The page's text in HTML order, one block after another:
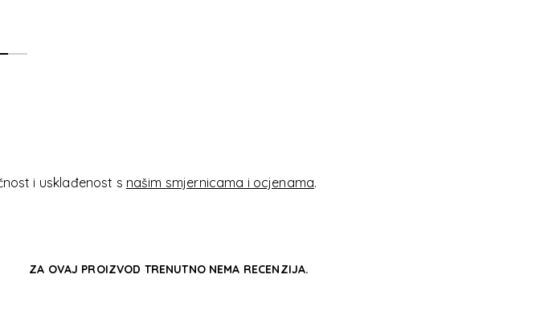
KIT
KIT
i usklađenost s našim smjernicama i ocjenama.
ZA OVAJ PROIZVOD TRENUTNO NEMA RECENZIJA.